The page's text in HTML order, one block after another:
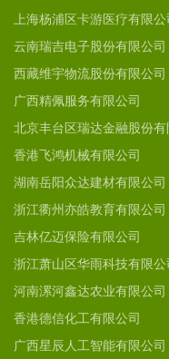
上海杨浦区卡游医疗有限公
云南瑞吉电子股份有限公司
西藏维宇物流股份有限公司
广西精佩服务有限公司
北京丰台区瑞达金融股份有
香港飞鸿机械有限公司
湖南岳阳众达建材有限公司
浙江衢州亦皓教育有限公司
吉林亿迈保险有限公司
浙江萧山区华雨科技有限公
河南漯河鑫达农业有限公司
香港德信化工有限公司
广西星辰人工智能有限公司